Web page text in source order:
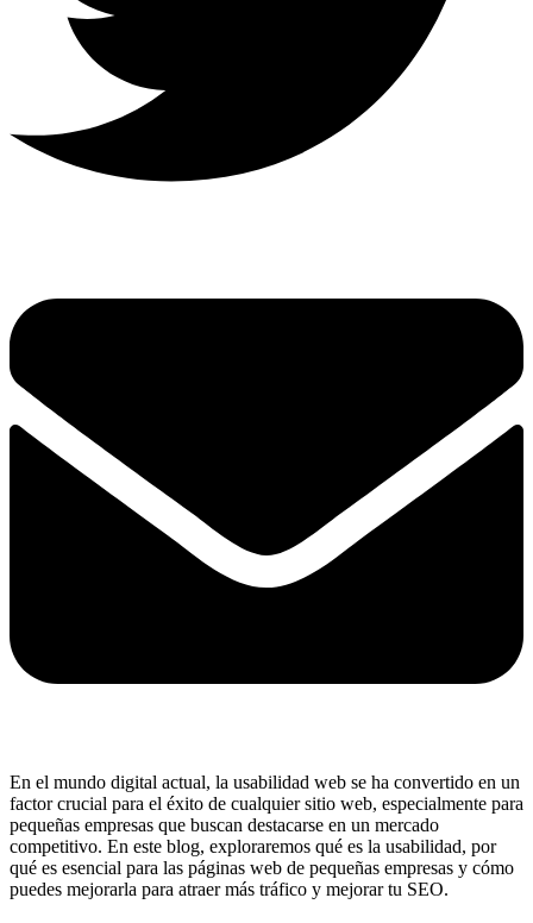
En el mundo digital actual, la usabilidad web se ha convertido en un
factor crucial para el éxito de cualquier sitio web, especialmente para
pequeñas empresas que buscan destacarse en un mercado
competitivo. En este blog, exploraremos qué es la usabilidad, por
qué es esencial para las páginas web de pequeñas empresas y cómo
puedes mejorarla para atraer más tráfico y mejorar tu SEO.